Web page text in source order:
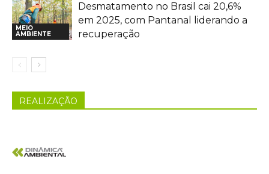
MEIO
AMBIENTE
Desmatamento no Brasil cai 20,6%
em 2025, com Pantanal liderando a
recuperação
REALIZAÇÃO